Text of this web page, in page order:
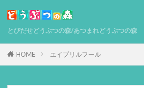
とびだせどうぶつの森/あつまれどうぶつの森
HOME エイプリルフール